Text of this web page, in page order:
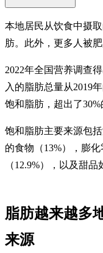
本地居民从饮食中摄
肪。此外，更多人被
2022年全国营养调查
入的脂肪总量从2019
饱和脂肪，超出了30%
饱和脂肪主要来源包
的食物（13%），膨
（12.9%），以及甜
脂肪越来越多
来源